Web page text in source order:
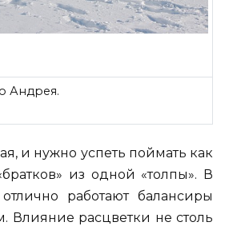
Андрея.
и нужно успеть поймать как
из одной «толпы». В
работают балансиры
Влияние расцветки не столь